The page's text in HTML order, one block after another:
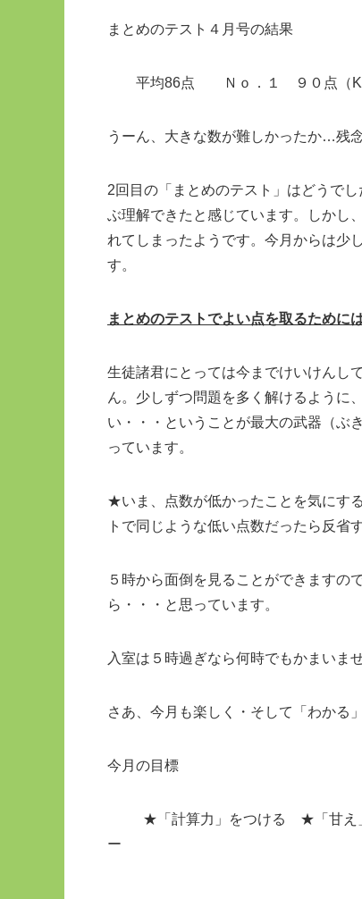
まとめのテスト４月号の結果
平均86点 Ｎｏ．１ ９０点（K
うーん、大きな数が難しかったか…残
2回目の「まとめのテスト」はどうで
ぶ理解できたと感じています。しかし
れてしまったようです。今月からは少
す。
まとめのテストでよい点を取るために
生徒諸君にとっては今までけいけんし
ん。少しずつ問題を多く解けるように
い・・・ということが最大の武器（ぶ
っています。
★いま、点数が低かったことを気にす
トで同じような低い点数だったら反
５時から面倒を見ることができますの
ら・・・と思っています。
入室は５時過ぎなら何時でもかまいませ
さあ、今月も楽しく・そして「わかる
今月の目標
★「計算力」をつける ★「甘え」
ー